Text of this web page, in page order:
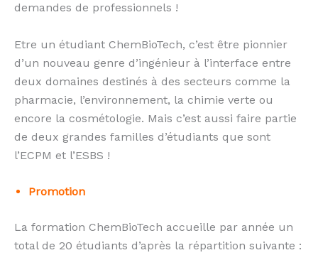
demandes de professionnels !
Etre un étudiant ChemBioTech, c’est être pionnier
d’un nouveau genre d’ingénieur à l’interface entre
deux domaines destinés à des secteurs comme la
pharmacie, l’environnement, la chimie verte ou
encore la cosmétologie. Mais c’est aussi faire partie
de deux grandes familles d’étudiants que sont
l’ECPM et l’ESBS !
Promotion
La formation ChemBioTech accueille par année un
total de 20 étudiants d’après la répartition suivante :